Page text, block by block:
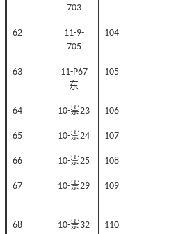
703
62
11-9-
705
104
63
11-P67
东
105
64 10-崇23 106
65 10-崇24 107
66 10-崇25 108
67 10-崇29 109
68 10-崇32 110